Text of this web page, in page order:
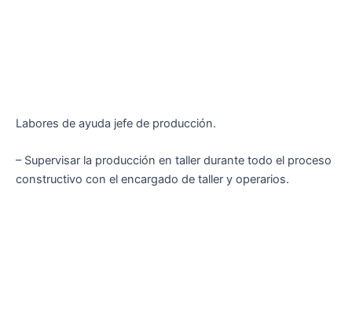
Labores de ayuda jefe de producción.
– Supervisar la producción en taller durante todo el proceso
constructivo con el encargado de taller y operarios.